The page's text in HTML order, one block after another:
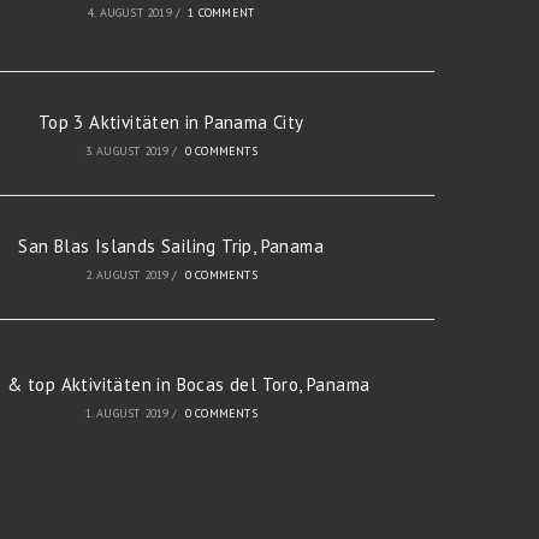
4. AUGUST 2019 / 1 COMMENT
Top 3 Aktivitäten in Panama City
3. AUGUST 2019 / 0 COMMENTS
San Blas Islands Sailing Trip, Panama
2. AUGUST 2019 / 0 COMMENTS
& top Aktivitäten in Bocas del Toro, Panama
1. AUGUST 2019 / 0 COMMENTS